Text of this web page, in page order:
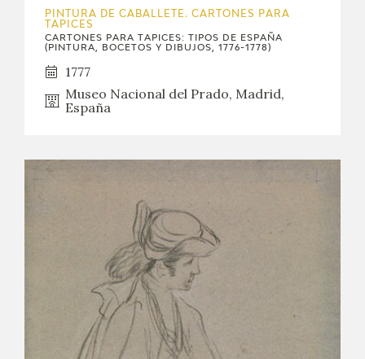
PINTURA DE CABALLETE. CARTONES PARA
TAPICES
CARTONES PARA TAPICES: TIPOS DE ESPAÑA
(PINTURA, BOCETOS Y DIBUJOS, 1776-1778)
1777
Museo Nacional del Prado, Madrid,
España